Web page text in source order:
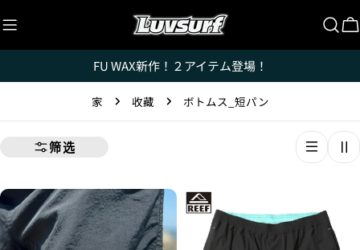
至
内
FU WAX新作！２アイテム登場！
家 收藏 ボトムス_短パン
筛选